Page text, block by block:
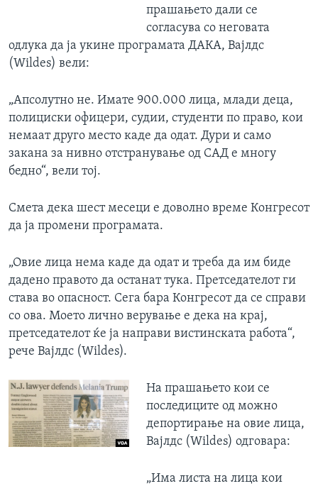
прашањето дали се
согласува со неговата
одлука да ја укине програмата ДАКА, Вајлдс
(Wildes) вели:
„Апсолутно не. Имате 900.000 лица, млади деца,
полициски офицери, судии, студенти по право, кои
немаат друго место каде да одат. Дури и само
закана за нивно отстранување од САД е многу
бедно“, вели тој.
Смета дека шест месеци е доволно време Конгресот
да ја промени програмата.
„Овие лица нема каде да одат и треба да им биде
дадено правото да останат тука. Претседателот ги
става во опасност. Сега бара Конгресот да се справи
со ова. Моето лично верување е дека на крај,
претседателот ќе ја направи вистинската работа“,
рече Вајлдс (Wildes).
На прашањето кои се
последиците од можно
депортирање на овие лица,
Вајлдс (Wildes) одговара:
„Има листа на лица кои